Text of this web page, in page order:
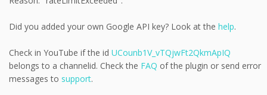
Did you added your own Google API key? Look at the help.
Check in YouTube if the id UCounb1V_vTQjwFt2QkmApIQ
belongs to a channelid. Check the FAQ of the plugin or send error
messages to support.